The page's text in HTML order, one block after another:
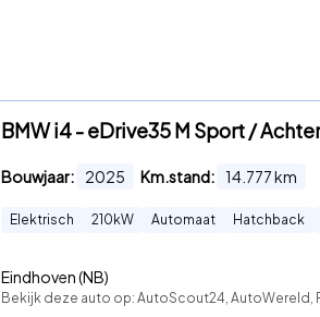
BMW i4 - eDrive35 M Sport /
Bouwjaar: 2025 Km.stand: 14.777km
Elektrisch 210 kW Automaat Hatchback
Eindhoven (NB)
Bekijk deze auto op: AutoScout24, AutoWereld,